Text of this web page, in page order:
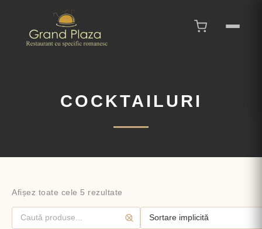
COCKTAILURI
Afișez toate cele 5 rezultate